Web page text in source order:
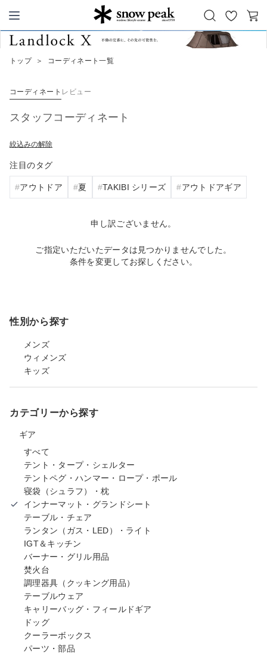
Snow Peak
お
気
カ
トップ ＞ コーディネート一覧
コーディネート レビュー
スタッフコーディネート
絞込みの解除
注目のタグ
アウトドア 夏 TAKIBI シリーズ アウトドアギア
申し訳ございません。
ご指定いただいたデータは見つかりませんでした。
条件を変更してお探しください。
性別から探す
メンズ
ウィメンズ
キッズ
カテゴリーから探す
ギア
すべて
テント・タープ・シェルター
テントペグ・ハンマー・ロープ・ポール
寝袋（シュラフ）・枕
インナーマット・グランドシート
テーブル・チェア
ランタン（ガス・LED）・ライト
IGT＆キッチン
バーナー・グリル用品
焚火台
調理器具（クッキング用品）
テーブルウェア
キャリーバッグ・フィールドギア
ドッグ
クーラーボックス
パーツ・部品